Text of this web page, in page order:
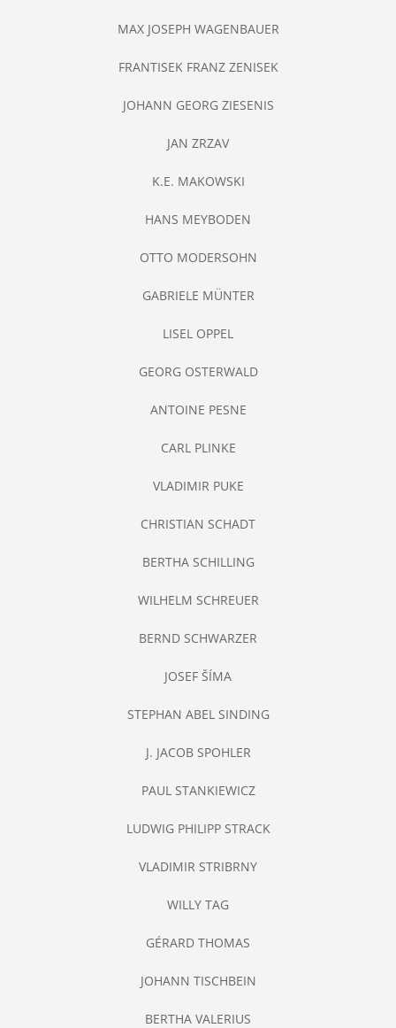
MAX JOSEPH WAGENBAUER
FRANTISEK FRANZ ZENISEK
JOHANN GEORG ZIESENIS
JAN ZRZAV
K.E. MAKOWSKI
HANS MEYBODEN
OTTO MODERSOHN
GABRIELE MÜNTER
LISEL OPPEL
GEORG OSTERWALD
ANTOINE PESNE
CARL PLINKE
VLADIMIR PUKE
CHRISTIAN SCHADT
BERTHA SCHILLING
WILHELM SCHREUER
BERND SCHWARZER
JOSEF ŠÍMA
STEPHAN ABEL SINDING
J. JACOB SPOHLER
PAUL STANKIEWICZ
LUDWIG PHILIPP STRACK
VLADIMIR STRIBRNY
WILLY TAG
GÉRARD THOMAS
JOHANN TISCHBEIN
BERTHA VALERIUS